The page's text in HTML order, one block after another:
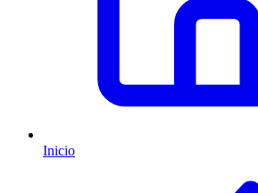
Inicio